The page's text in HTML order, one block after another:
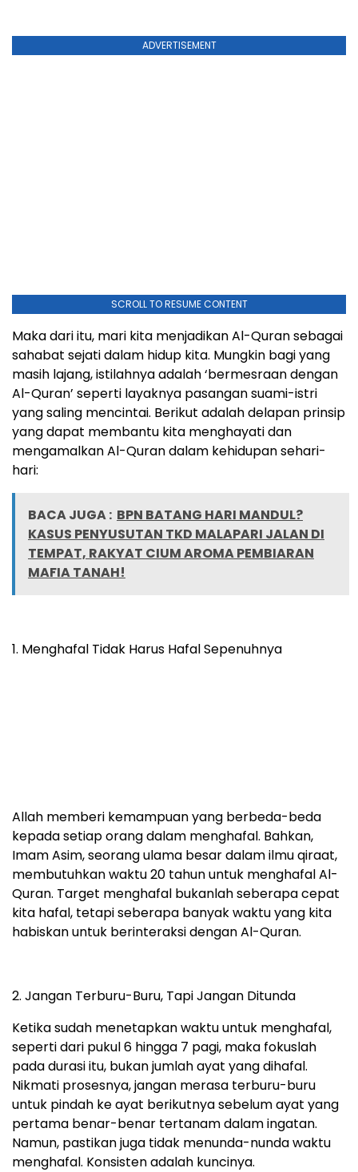
ADVERTISEMENT
SCROLL TO RESUME CONTENT
Maka dari itu, mari kita menjadikan Al-Quran sebagai
sahabat sejati dalam hidup kita. Mungkin bagi yang
masih lajang, istilahnya adalah ‘bermesraan dengan
Al-Quran’ seperti layaknya pasangan suami-istri
yang saling mencintai. Berikut adalah delapan prinsip
yang dapat membantu kita menghayati dan
mengamalkan Al-Quran dalam kehidupan sehari-
hari:
BACA JUGA : BPN BATANG HARI MANDUL?
KASUS PENYUSUTAN TKD MALAPARI JALAN DI
TEMPAT, RAKYAT CIUM AROMA PEMBIARAN
MAFIA TANAH!
1. Menghafal Tidak Harus Hafal Sepenuhnya
Allah memberi kemampuan yang berbeda-beda
kepada setiap orang dalam menghafal. Bahkan,
Imam Asim, seorang ulama besar dalam ilmu qiraat,
membutuhkan waktu 20 tahun untuk menghafal Al-
Quran. Target menghafal bukanlah seberapa cepat
kita hafal, tetapi seberapa banyak waktu yang kita
habiskan untuk berinteraksi dengan Al-Quran.
2. Jangan Terburu-Buru, Tapi Jangan Ditunda
Ketika sudah menetapkan waktu untuk menghafal,
seperti dari pukul 6 hingga 7 pagi, maka fokuslah
pada durasi itu, bukan jumlah ayat yang dihafal.
Nikmati prosesnya, jangan merasa terburu-buru
untuk pindah ke ayat berikutnya sebelum ayat yang
pertama benar-benar tertanam dalam ingatan.
Namun, pastikan juga tidak menunda-nunda waktu
menghafal. Konsisten adalah kuncinya.